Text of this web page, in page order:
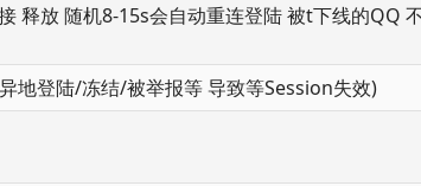
释放 随机8-15s会自动重连登陆 被t下线的QQ
地登陆/冻结/被举报等 导致等Session失效)